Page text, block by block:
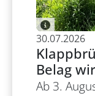
30.07.2026
Belag
Ab 3.